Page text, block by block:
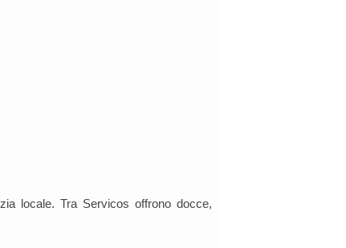
locale. Tra Servicos offrono docce,